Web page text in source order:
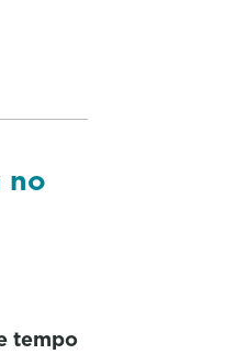
no
tempo